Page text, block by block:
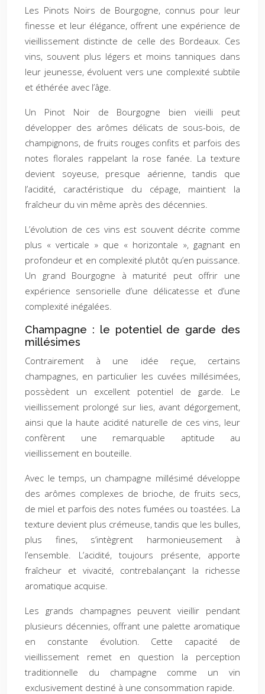
Les Pinots Noirs de Bourgogne, connus pour leur
finesse et leur élégance, offrent une expérience de
vieillissement distincte de celle des Bordeaux. Ces
vins, souvent plus légers et moins tanniques dans
leur jeunesse, évoluent vers une complexité subtile
et éthérée avec l’âge.
Un Pinot Noir de Bourgogne bien vieilli peut
développer des arômes délicats de sous-bois, de
champignons, de fruits rouges confits et parfois des
notes florales rappelant la rose fanée. La texture
devient soyeuse, presque aérienne, tandis que
l’acidité, caractéristique du cépage, maintient la
fraîcheur du vin même après des décennies.
L’évolution de ces vins est souvent décrite comme
plus « verticale » que « horizontale », gagnant en
profondeur et en complexité plutôt qu’en puissance.
Un grand Bourgogne à maturité peut offrir une
expérience sensorielle d’une délicatesse et d’une
complexité inégalées.
Champagne : le potentiel de garde des
millésimes
Contrairement à une idée reçue, certains
champagnes, en particulier les cuvées millésimées,
possèdent un excellent potentiel de garde. Le
vieillissement prolongé sur lies, avant dégorgement,
ainsi que la haute acidité naturelle de ces vins, leur
confèrent une remarquable aptitude au
vieillissement en bouteille.
Avec le temps, un champagne millésimé développe
des arômes complexes de brioche, de fruits secs,
de miel et parfois des notes fumées ou toastées. La
texture devient plus crémeuse, tandis que les bulles,
plus fines, s’intègrent harmonieusement à
l’ensemble. L’acidité, toujours présente, apporte
fraîcheur et vivacité, contrebalançant la richesse
aromatique acquise.
Les grands champagnes peuvent vieillir pendant
plusieurs décennies, offrant une palette aromatique
en constante évolution. Cette capacité de
vieillissement remet en question la perception
traditionnelle du champagne comme un vin
exclusivement destiné à une consommation rapide.